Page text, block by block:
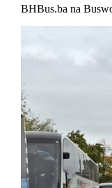
BHBus.ba na